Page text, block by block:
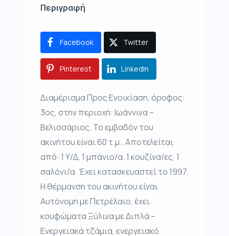
Περιγραφή
Facebook Twitter
Pinterest LinkedIn
Διαμέρισμα Προς Ενοικίαση, όροφος:
3ος, στην περιοχή: Ιωάννινα –
Βελισσάριος. Το εμβαδόν του
ακινήτου είναι 60 τ.μ.. Αποτελείται
από: 1 Υ/Δ, 1 μπάνιο/α, 1 κουζίνα/ες, 1
σαλόνι/α. Έχει κατασκευαστεί το 1997.
Η θέρμανση του ακινήτου είναι
Αυτόνομη με Πετρέλαιο, έχει
κουφώματα Ξύλινα με Διπλά –
Ενεργειακά τζάμια, ενεργειακό